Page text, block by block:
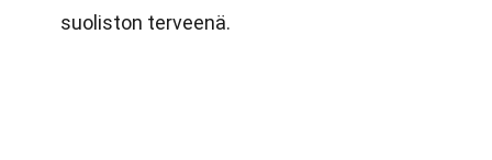
suoliston terveenä.